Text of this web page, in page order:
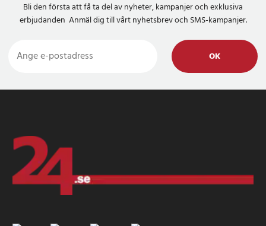
Bli den första att få ta del av nyheter, kampanjer och exklusiva
erbjudanden Anmäl dig till vårt nyhetsbrev och SMS-kampanjer.
OK